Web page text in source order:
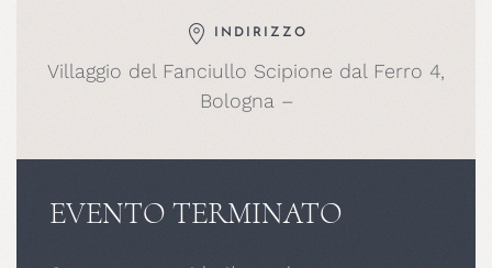
INDIRIZZO
Villaggio del Fanciullo Scipione dal Ferro 4,
Bologna –
EVENTO TERMINATO